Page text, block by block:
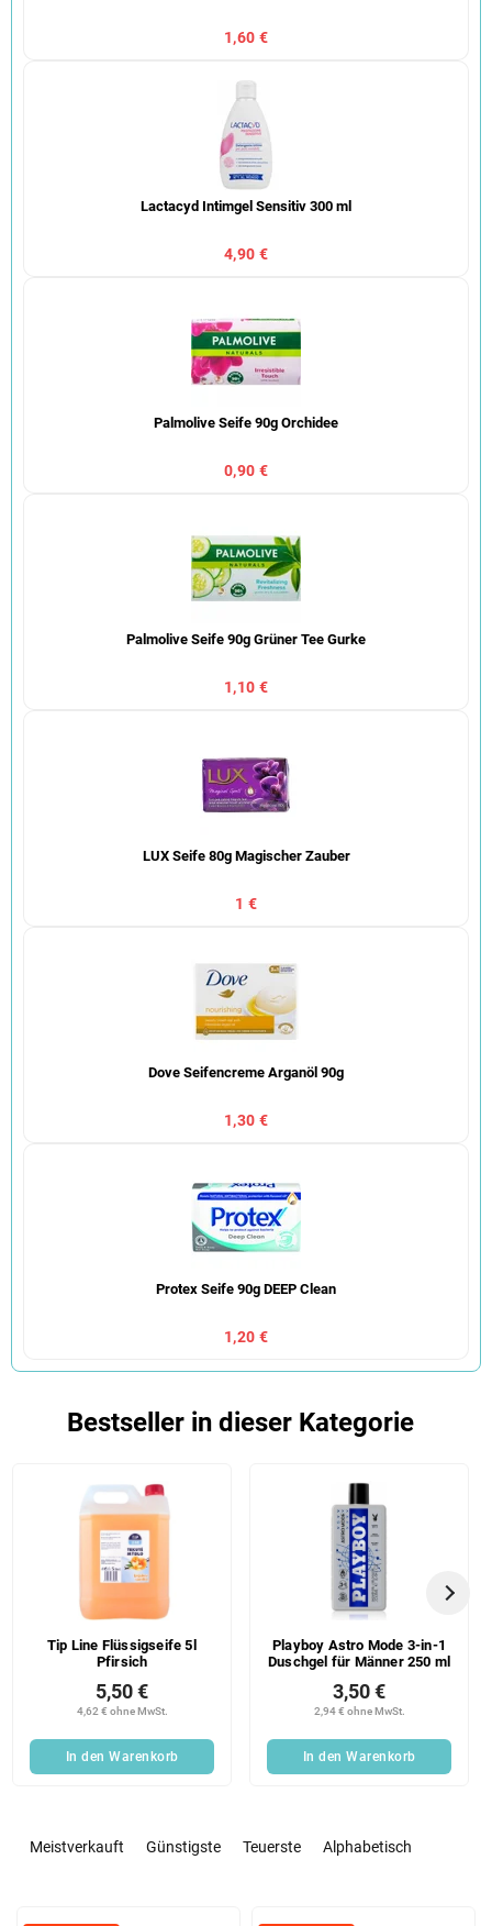
1,60 €
Lactacyd Intimgel Sensitiv 300 ml
4,90 €
Palmolive Seife 90g Orchidee
0,90 €
Palmolive Seife 90g Grüner Tee Gurke
1,10 €
LUX Seife 80g Magischer Zauber
1 €
Dove Seifencreme Arganöl 90g
1,30 €
Protex Seife 90g DEEP Clean
1,20 €
Bestseller in dieser Kategorie
Tip Line Flüssigseife 5l
Pfirsich
5,50 €
4,62 € ohne MwSt.
In den Warenkorb
Playboy Astro Mode 3-in-1
Duschgel für Männer 250 ml
3,50 €
2,94 € ohne MwSt.
In den Warenkorb
u
Meistverkauft Günstigste Teuerste Alphabetisch
L